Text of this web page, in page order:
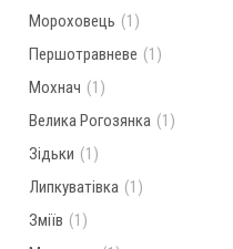
Мороховець (1)
Першотравневе (1)
Мохнач (1)
Велика Рогозянка (1)
Зідьки (1)
Липкуватівка (1)
Зміїв (1)